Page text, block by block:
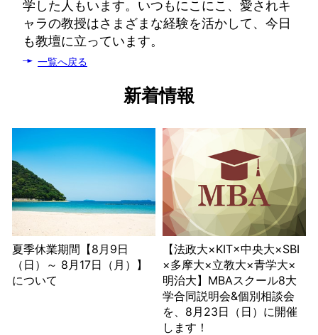
学した人もいます。いつもにこにこ、愛されキ
ャラの教授はさまざまな経験を活かして、今日
も教壇に立っています。
一覧へ戻る
新着情報
夏季休業期間【8月9日
（日）～ 8月17日（月）】
について
【法政大×KIT×中央大×SBI
×多摩大×立教大×青学大×
明治大】MBAスクール8大
学合同説明会&個別相談会
を、8月23日（日）に開催
します！